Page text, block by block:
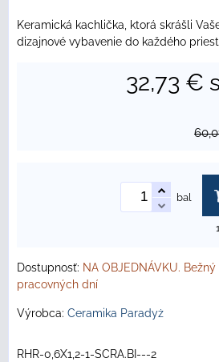
Keramická kachlička, ktorá skrášli
dizajnové vybavenie do každého
32,73 €
bal
Dostupnosť: NA OBJEDNÁVKU.
pracovných dní
Výrobca: Ceramika Paradyż
RHR-0,6X1,2-1-SCRA.BI---2